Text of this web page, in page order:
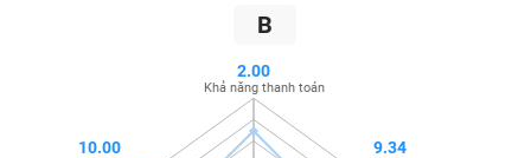
B
2.00
Khả năng thanh toán
9.34
10.00